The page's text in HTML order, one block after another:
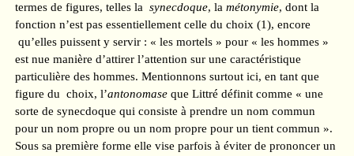
termes de figures, telles la synecdoque, la métonymie, dont la
fonction n’est pas essentiellement celle du choix (1), encore
qu’elles puissent y servir : « les mortels » pour « les hommes »
est nue manière d’attirer l’attention sur une caractéristique
particulière des hommes. Mentionnons surtout ici, en tant que
figure du choix, l’antonomaseque Littré définit comme « une
sorte de synecdoque qui consiste à prendre un nom commun
pour un nom propre ou un nom propre pour un tient commun ».
Sous sa première forme elle vise parfois à éviter de prononcer un